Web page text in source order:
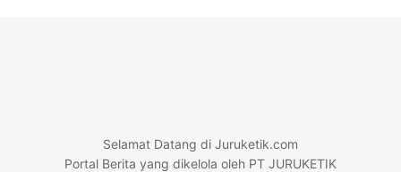
Selamat Datang di Juruketik.com
Portal Berita yang dikelola oleh PT JURUKETIK